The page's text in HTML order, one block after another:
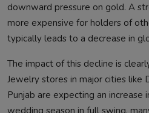
downward pressure on gold. A
more expensive for holders of
typically leads to a decrease in
The impact of this decline is
Jewelry stores in major cities like
Punjab are expecting an
wedding season in full swing,